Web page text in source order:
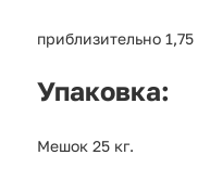
приблизительно
Упаковка:
Мешок 25 кг.